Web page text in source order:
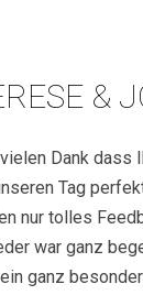
&
Dank dass
Tag
nur tolles
war ganz
ganz